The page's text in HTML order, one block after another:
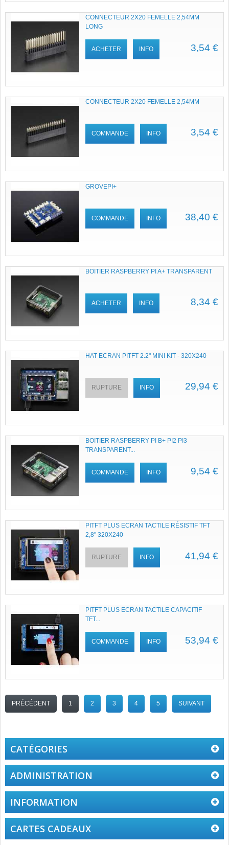
CONNECTEUR 2X20 FEMELLE 2,54MM
LONG
3,54 €
ACHETER INFO
CONNECTEUR 2X20 FEMELLE 2,54MM
3,54 €
COMMANDE INFO
GROVEPI+
38,40 €
COMMANDE INFO
BOITIER RASPBERRY PI A+ TRANSPARENT
8,34 €
ACHETER INFO
HAT ECRAN PITFT 2.2" MINI KIT - 320X240
29,94 €
RUPTURE INFO
BOITIER RASPBERRY PI B+ PI2 PI3
TRANSPARENT...
9,54 €
COMMANDE INFO
PITFT PLUS ECRAN TACTILE RÉSISTIF TFT
2,8" 320X240
41,94 €
RUPTURE INFO
PITFT PLUS ECRAN TACTILE CAPACITIF
TFT...
53,94 €
COMMANDE INFO
PRÉCÉDENT 1 2 3 4 5 SUIVANT
CATÉGORIES
ADMINISTRATION
INFORMATION
CARTES CADEAUX